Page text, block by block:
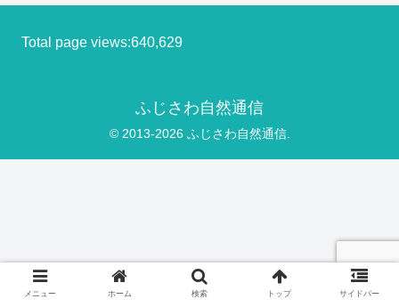
Total page views:640,629
ふじさわ自然通信
© 2013-2026 ふじさわ自然通信.
メニュー ホーム 検索 トップ サイドバー